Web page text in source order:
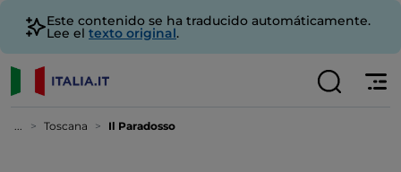
Este contenido se ha traducido automáticamente.
Lee el texto original.
... Toscana Il Paradosso